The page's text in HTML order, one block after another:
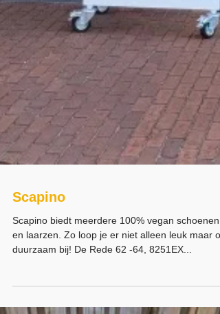
Scapino biedt meerdere 100% vegan schoenen